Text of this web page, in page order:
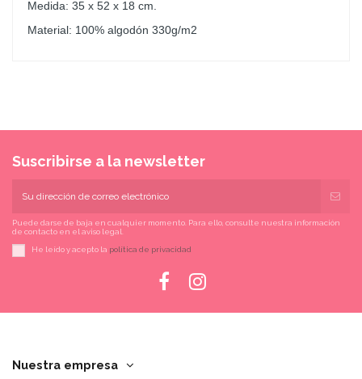
Medida: 35 x 52 x 18 cm.
Material: 100% algodón 330g/m2
Suscribirse a la newsletter
Puede darse de baja en cualquier momento. Para ello, consulte nuestra información
de contacto en el aviso legal.
He leído y acepto la política de privacidad
Nuestra empresa